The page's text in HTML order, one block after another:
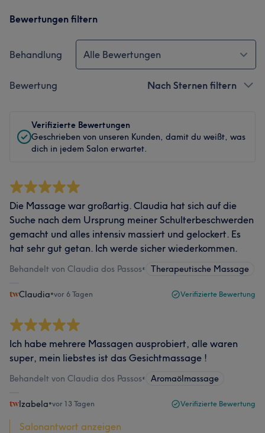
Bewertungen filtern
Behandlung Alle Bewertungen
Bewertung Nach Sternen filtern
Verifizierte Bewertungen
Geschrieben von unseren Kunden, damit du weißt, was
dich in jedem Salon erwartet.
Die Massage war großartig. Claudia hat sich auf die
Suche nach dem Ursprung meiner Schulterbeschwerden
gemacht und alles intensiv massiert und gelockert. Es
hat sehr gut getan. Ich werde sicher wiederkommen.
Behandelt von Claudia dos Passos• Therapeutische Massage
Claudia•vor 6 Tagen Verifizierte Bewertung
Ich habe mehrere Massagen ausprobiert, alle waren
super, mein liebstes ist das Gesichtmassage !
Behandelt von Claudia dos Passos• Aromaölmassage
Izabela•vor 13 Tagen Verifizierte Bewertung
Salonantwort anzeigen